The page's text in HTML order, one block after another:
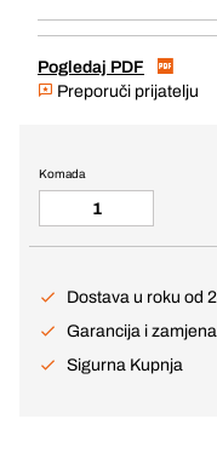
Pogledaj PDF
Preporuči prijatelju
Komada
Dostava u roku od
Garancija i zamjena
Sigurna Kupnja